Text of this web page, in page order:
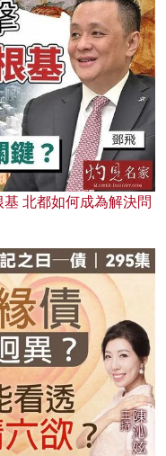
北都如何成為解決問